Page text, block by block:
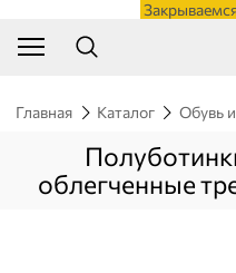
Главная Каталог Обувь
облегченные